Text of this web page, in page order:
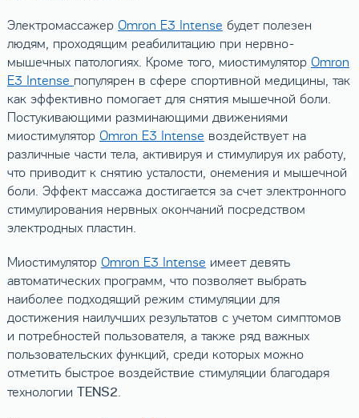
Электромассажер Omron E3 Intense будет полезен
людям, проходящим реабилитацию при нервно-
мышечных патологиях. Кроме того, миостимулятор Omron
E3 Intense популярен в сфере спортивной медицины, так
как эффективно помогает для снятия мышечной боли.
Постукивающими разминающими движениями
миостимулятор Omron E3 Intense воздействует на
различные части тела, активируя и стимулируя их работу,
что приводит к снятию усталости, онемения и мышечной
боли. Эффект массажа достигается за счет электронного
стимулирования нервных окончаний посредством
электродных пластин.
Миостимулятор Omron E3 Intense имеет девять
автоматических программ, что позволяет выбрать
наиболее подходящий режим стимуляции для
достижения наилучших результатов с учетом симптомов
и потребностей пользователя, а также ряд важных
пользовательских функций, среди которых можно
отметить быстрое воздействие стимуляции благодаря
технологии TENS2.